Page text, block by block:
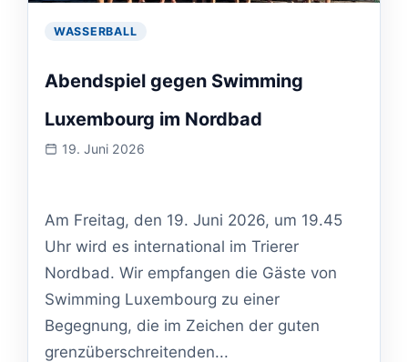
WASSERBALL
Abendspiel gegen Swimming
Luxembourg im Nordbad
Veranstaltung
19. Juni 2026
Am Freitag, den 19. Juni 2026, um 19.45
Uhr wird es international im Trierer
Nordbad. Wir empfangen die Gäste von
Swimming Luxembourg zu einer
Begegnung, die im Zeichen der guten
grenzüberschreitenden...